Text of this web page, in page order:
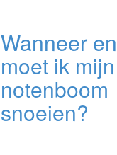
Wanneer
moet ik mijn
notenboom
snoeien?